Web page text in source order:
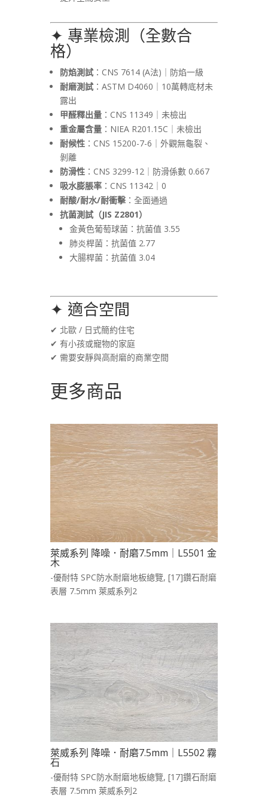
✦ 專業檢測（全數合
格）
防焰測試 ：CNS 7614 (A法)｜防焰一級
耐磨測試 ：ASTM D4060｜10萬轉底材未
露出
甲醛釋出量 ：CNS 11349｜未檢出
重金屬含量 ：NIEA R201.15C｜未檢出
耐候性 ：CNS 15200-7-6｜外觀無龜裂、
剝離
防滑性 ：CNS 3299-12｜防滑係數 0.667
吸水膨脹率 ：CNS 11342｜0
耐酸/耐水/耐衝擊 ：全面通過
抗菌測試（JIS Z2801）
金黃色葡萄球菌：抗菌值 3.55
肺炎桿菌：抗菌值 2.77
大腸桿菌：抗菌值 3.04
✦ 適合空間
✔ 北歐 / 日式簡約住宅
✔ 有小孩或寵物的家庭
✔ 需要安靜與高耐磨的商業空間
更多商品
萊威系列 降噪．耐磨7.5mm｜L5501 金
木
-優耐特 SPC防水耐磨地板總覽, [17]鑽石耐磨
表層 7.5mm 萊威系列2
萊威系列 降噪．耐磨7.5mm｜L5502 霧
石
-優耐特 SPC防水耐磨地板總覽, [17]鑽石耐磨
表層 7.5mm 萊威系列2